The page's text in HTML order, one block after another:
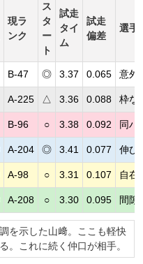
現ラ
ンク
ス
タ
ー
ト
試走
タイ
ム
試走
偏差
選手
B-47 ◎ 3.37 0.065 意外
A-225 △ 3.36 0.088 枠な
B-96 ○ 3.38 0.092 同ハ
A-204 ◎ 3.41 0.077 伸び
A-98 ○ 3.31 0.107 自在
A-208 ○ 3.30 0.095 間隙
を示した山﨑。ここも軽快
。これに続く仲口が相手。